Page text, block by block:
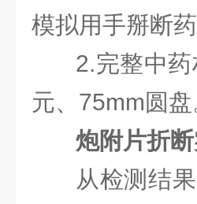
模拟用手掰断药
2.完整中
元、75mm圆盘
炮附片折
从检测结